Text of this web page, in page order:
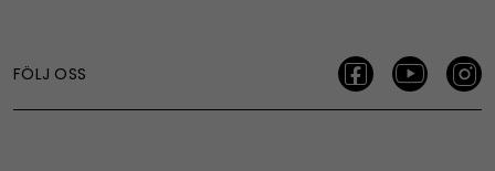
FÖLJ OSS